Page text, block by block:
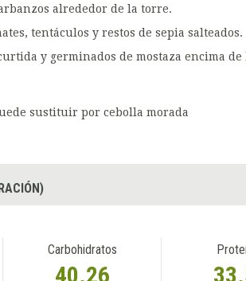
alrededor de la torre.
tentáculos y restos de sepia salteados.
y germinados de mostaza encima
sustituir por cebolla morada
Carbohidratos
40.26